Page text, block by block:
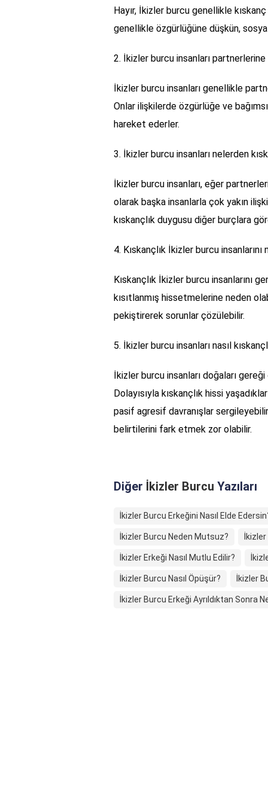
Hayır, İkizler burcu genellikle
genellikle özgürlüğüne düşkün,
2. İkizler burcu insanları partnerlerine
İkizler burcu insanları genellikle
Onlar ilişkilerde özgürlüğe ve
hareket ederler.
3. İkizler burcu insanları nelerden
İkizler burcu insanları, eğer
olarak başka insanlarla çok yakın
kıskançlık duygusu diğer burçlara
4. Kıskançlık İkizler burcu insanlarını
Kıskançlık İkizler burcu insanlarını
kısıtlanmış hissetmelerine neden
pekiştirerek sorunlar çözülebilir.
5. İkizler burcu insanları nasıl
İkizler burcu insanları doğaları
Dolayısıyla kıskançlık hissi
pasif agresif davranışlar
belirtilerini fark etmek zor olabilir.
Diğer İkizler Burcu Yazıları
İkizler Burcu Erkeğini Nasıl Elde
İkizler Burcu Neden Mutsuz?
İkizler Erkeği Nasıl Mutlu Edilir?
İkizler Burcu Nasıl Öpüşür? İkizler
İkizler Burcu Erkeği Ayrıldıktan Sonra